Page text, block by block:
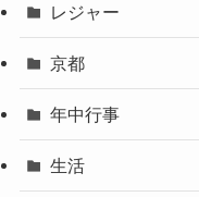
レジャー
京都
年中行事
生活